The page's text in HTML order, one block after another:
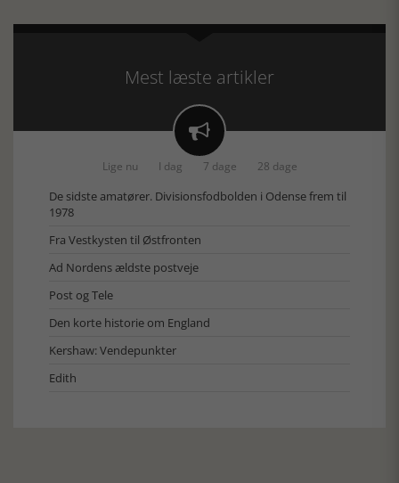
Mest læste artikler

Lige nu I dag 7 dage 28 dage
De sidste amatører. Divisionsfodbolden i Odense frem til
1978
Fra Vestkysten til Østfronten
Ad Nordens ældste postveje
Post og Tele
Den korte historie om England
Kershaw: Vendepunkter
Edith